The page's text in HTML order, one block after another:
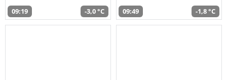
09:19 -3,0 °C 09:49 -1,8 °C